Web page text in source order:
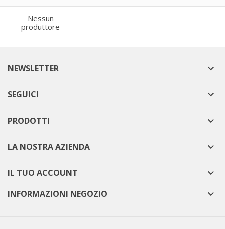
Nessun
produttore
NEWSLETTER 
SEGUICI 
PRODOTTI 
LA NOSTRA AZIENDA 
IL TUO ACCOUNT 
INFORMAZIONI NEGOZIO 